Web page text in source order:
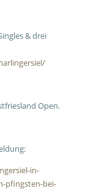
& drei
Open.
in-
pfingsten-bei-